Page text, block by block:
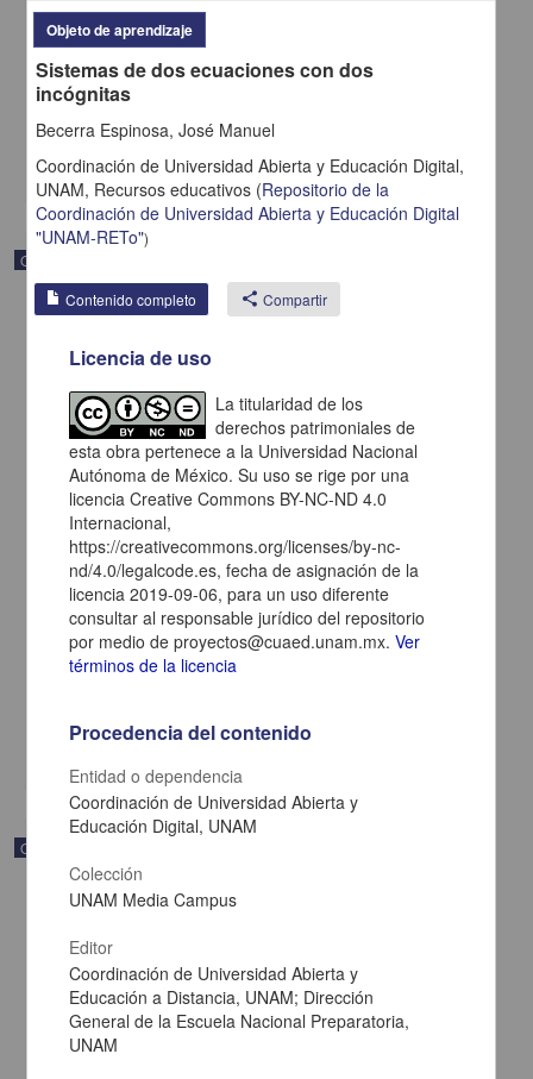
Función Inversa
Becerra Espinosa, José Manuel - Coordinación de Universidad
Abierta y Educación a Distancia, UNAM; Dirección General de la
Escuela Nacional Preparatoria, UNAM
2019-09-06
Multidisciplina
share
Objeto de aprendizaje
Modelado de funciones
Becerra Espinosa, José Manuel - Coordinación de Universidad
Abierta y Educación a Distancia, UNAM; Dirección General de la
Escuela Nacional Preparatoria, UNAM
Objeto de aprendizaje
Objeto de aprendizaje
Sistemas de dos ecuaciones con dos
incógnitas
Becerra Espinosa, José Manuel
Coordinación de Universidad Abierta y Educación Digital,
UNAM, Recursos educativos (Repositorio de la
Coordinación de Universidad Abierta y Educación Digital
"UNAM-RETo")
Contenido completo share Compartir
Licencia de uso
La titularidad de los
derechos patrimoniales de
esta obra pertenece a la Universidad Nacional
Autónoma de México. Su uso se rige por una
licencia Creative Commons BY-NC-ND 4.0
Internacional,
https://creativecommons.org/licenses/by-nc-
nd/4.0/legalcode.es, fecha de asignación de la
licencia 2019-09-06, para un uso diferente
consultar al responsable jurídico del repositorio
por medio de proyectos@cuaed.unam.mx.Ver
términos de la licencia
Procedencia del contenido
Entidad o dependencia
Coordinación de Universidad Abierta y
Educación Digital, UNAM
Colección
UNAM Media Campus
Editor
Coordinación de Universidad Abierta y
Educación a Distancia, UNAM; Dirección
General de la Escuela Nacional Preparatoria,
UNAM